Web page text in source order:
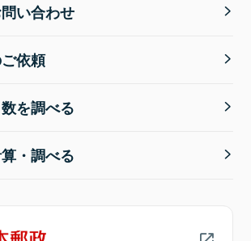
い合わせ
依頼
を調べる
・調べる